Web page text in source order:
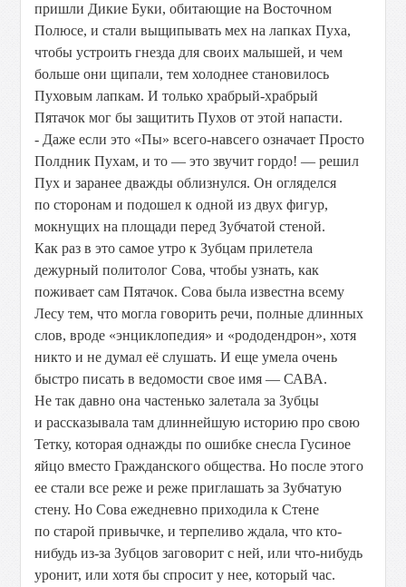
пришли Дикие Буки, обитающие на Восточном
Полюсе, и стали выщипывать мех на лапках Пуха,
чтобы устроить гнезда для своих малышей, и чем
больше они щипали, тем холоднее становилось
Пуховым лапкам. И только храбрый-храбрый
Пятачок мог бы защитить Пухов от этой напасти.
- Даже если это «Пы» всего-навсего означает Просто
Полдник Пухам, и то — это звучит гордо! — решил
Пух и заранее дважды облизнулся. Он огляделся
по сторонам и подошел к одной из двух фигур,
мокнущих на площади перед Зубчатой стеной.
Как раз в это самое утро к Зубцам прилетела
дежурный политолог Сова, чтобы узнать, как
поживает сам Пятачок. Сова была известна всему
Лесу тем, что могла говорить речи, полные длинных
слов, вроде «энциклопедия» и «рододендрон», хотя
никто и не думал её слушать. И еще умела очень
быстро писать в ведомости свое имя — САВА.
Не так давно она частенько залетала за Зубцы
и рассказывала там длиннейшую историю про свою
Тетку, которая однажды по ошибке снесла Гусиное
яйцо вместо Гражданского общества. Но после этого
ее стали все реже и реже приглашать за Зубчатую
стену. Но Сова ежедневно приходила к Стене
по старой привычке, и терпеливо ждала, что кто-
нибудь из-за Зубцов заговорит с ней, или что-нибудь
уронит, или хотя бы спросит у нее, который час.